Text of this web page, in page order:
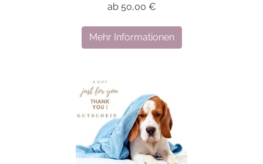
ab 50,00 €
Mehr Informationen